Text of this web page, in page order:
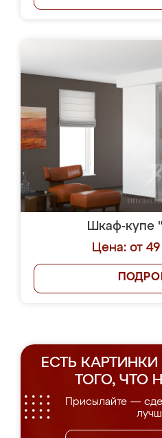
Шкаф-купе
Цена: от
ЕСТЬ
ТОГО, ЧТО
Присылайте —